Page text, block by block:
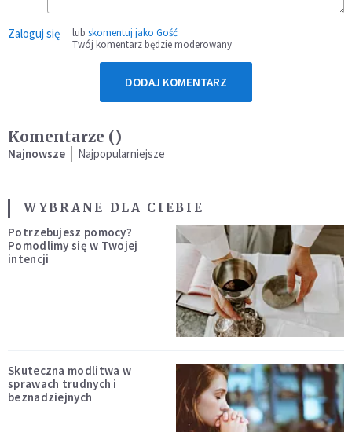
Zaloguj się lub skomentuj jako Gość
Twój komentarz będzie moderowany
DODAJ KOMENTARZ
Komentarze ()
Najnowsze Najpopularniejsze
WYBRANE DLA CIEBIE
Potrzebujesz pomocy?
Pomodlimy się w Twojej
intencji
Skuteczna modlitwa w
sprawach trudnych i
beznadziejnych